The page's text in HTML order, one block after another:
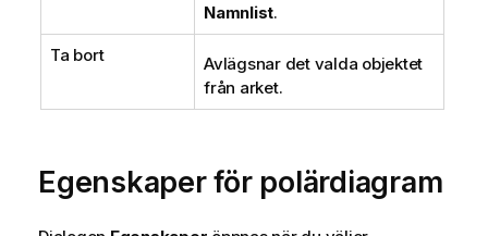
Namnlist.
Ta bort
Avlägsnar det valda objektet
från arket.
Egenskaper för polärdiagram